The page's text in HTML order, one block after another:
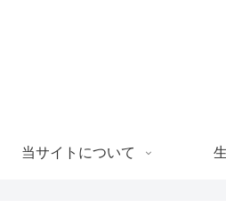
当サイトについて